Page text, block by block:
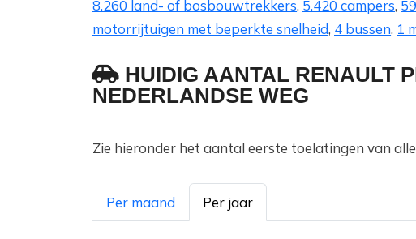
8.260 land- of bosbouwtrekkers, 5.420 campers,
motorrijtuigen met beperkte snelheid, 4 bussen, 1
HUIDIG AANTAL RENAULT
NEDERLANDSE WEG
Zie hieronder het aantal eerste toelatingen van
Per maand Per jaar